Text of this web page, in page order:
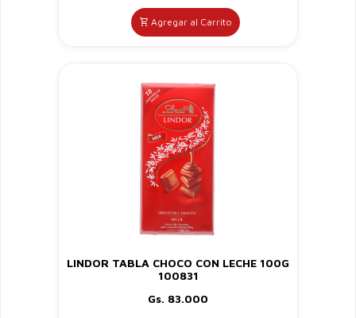
Agregar al Carrito
LINDOR TABLA CHOCO CON LECHE 100G
100831
Gs. 83.000